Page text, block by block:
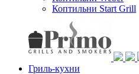
Коптильни Start Grill
Гриль-кухни